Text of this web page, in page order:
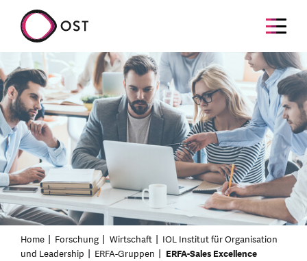
Home Forschung Wirtschaft
IOL Institut für Organisation
und Leadership
ERFA-Gruppen ERFA-Sales Excellence